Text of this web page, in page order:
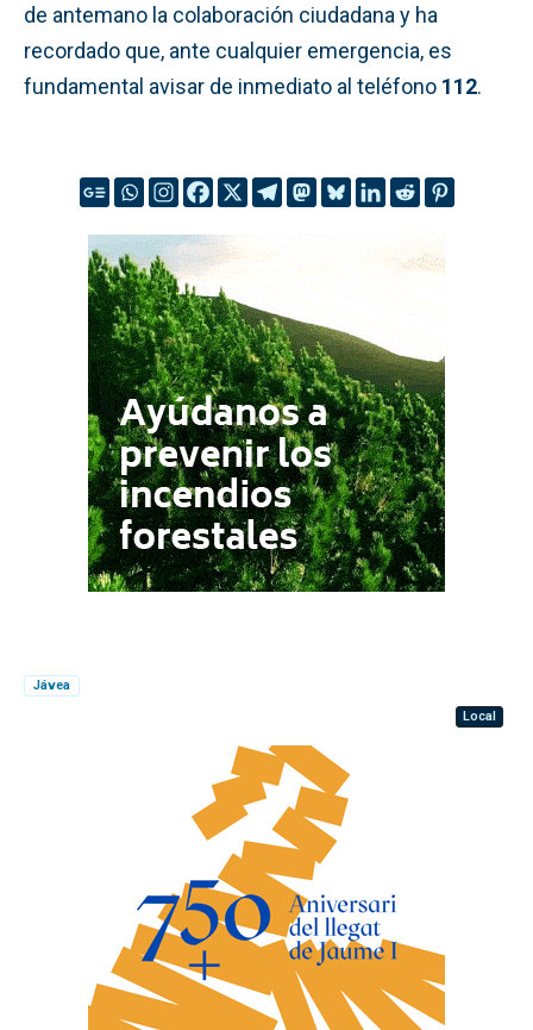
de antemano la colaboración ciudadana y ha
recordado que, ante cualquier emergencia, es
fundamental avisar de inmediato al teléfono 112.
Jávea
Local